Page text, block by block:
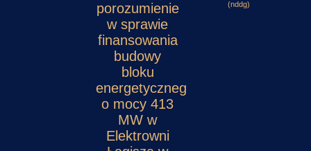
porozumienie
w sprawie
finansowania
budowy
bloku
energetycznego
o mocy 413
MW w
Elektrowni
(nddg)